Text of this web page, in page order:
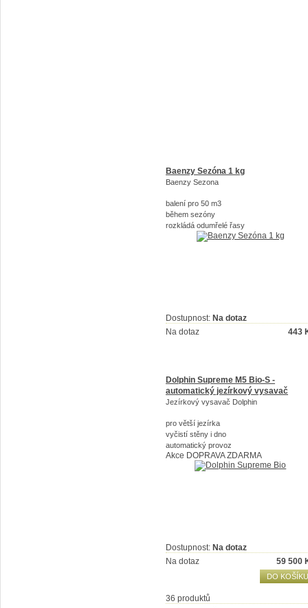
Baenzy Sezóna 1 kg
Baenzy Sezona
balení pro 50 m3
během sezóny
rozkládá odumřelé řasy
Dostupnost: Na dotaz
Na dotaz
443
Dolphin Supreme M5 Bio-S -
automatický jezírkový vysavač
Jezírkový vysavač Dolphin
pro větší jezírka
vyčistí stěny i dno
automatický provoz
Akce DOPRAVA ZDARMA
Dostupnost: Na dotaz
Na dotaz
59 500
DO KOŠÍKU
36 produktů